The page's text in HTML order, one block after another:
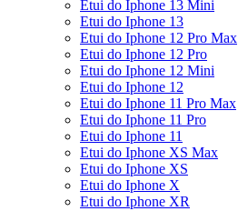
Etui do Iphone 13 Mini
Etui do Iphone 13
Etui do Iphone 12 Pro Max
Etui do Iphone 12 Pro
Etui do Iphone 12 Mini
Etui do Iphone 12
Etui do Iphone 11 Pro Max
Etui do Iphone 11 Pro
Etui do Iphone 11
Etui do Iphone XS Max
Etui do Iphone XS
Etui do Iphone X
Etui do Iphone XR